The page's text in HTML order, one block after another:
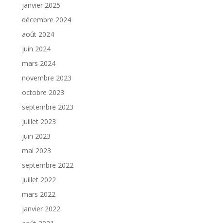
janvier 2025
décembre 2024
août 2024
juin 2024
mars 2024
novembre 2023
octobre 2023
septembre 2023
juillet 2023
juin 2023
mai 2023
septembre 2022
juillet 2022
mars 2022
janvier 2022